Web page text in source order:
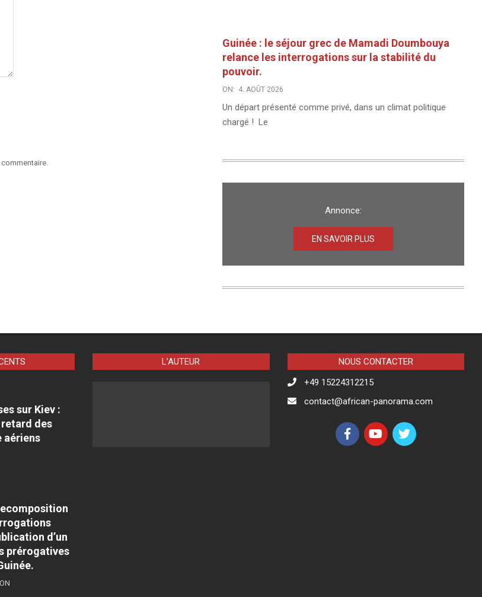
Guinée : le séjour grec de Mamadi Doumbouya
relance les interrogations sur la stabilité du
pouvoir.
ON: 4. AOÛT 2026
Un départ présenté comme privé, dans un climat politique
chargé ! Le
Annonce:
EN SAVOIR PLUS
sur Kiev :
des
aériens
d’un
prérogatives
L’AUTEUR
NOUS CONTACTER
+49 15224312215
contact@african-panorama.com